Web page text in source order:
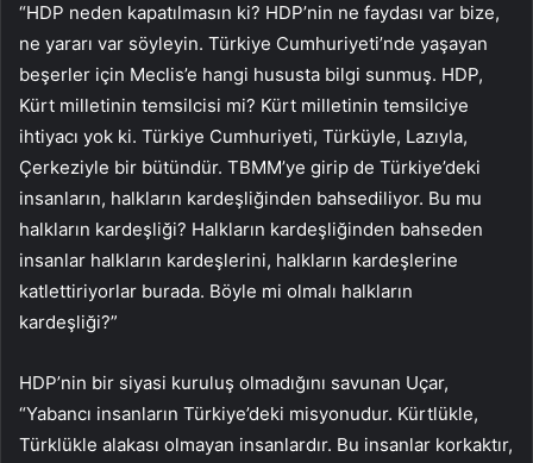
“HDP neden kapatılmasın ki? HDP’nin ne faydası var bize,
ne yararı var söyleyin. Türkiye Cumhuriyeti’nde yaşayan
beşerler için Meclis’e hangi hususta bilgi sunmuş. HDP,
Kürt milletinin temsilcisi mi? Kürt milletinin temsilciye
ihtiyacı yok ki. Türkiye Cumhuriyeti, Türküyle, Lazıyla,
Çerkeziyle bir bütündür. TBMM’ye girip de Türkiye’deki
insanların, halkların kardeşliğinden bahsediliyor. Bu mu
halkların kardeşliği? Halkların kardeşliğinden bahseden
insanlar halkların kardeşlerini, halkların kardeşlerine
katlettiriyorlar burada. Böyle mi olmalı halkların
kardeşliği?”
HDP’nin bir siyasi kuruluş olmadığını savunan Uçar,
“Yabancı insanların Türkiye’deki misyonudur. Kürtlükle,
Türklükle alakası olmayan insanlardır. Bu insanlar korkaktır,